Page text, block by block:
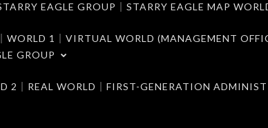
EAGLE GROUP｜STARRY EAGLE MAP
1｜VIRTUAL WORLD (MANAGEMENT
GROUP
2｜REAL WORLD｜FIRST-GENERATION